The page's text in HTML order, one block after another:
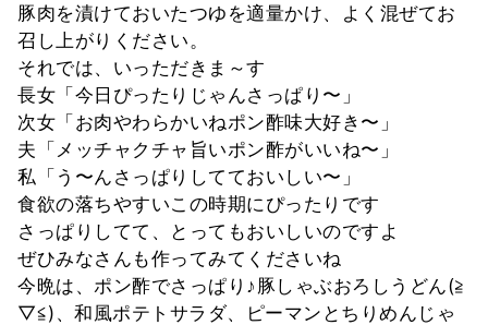
豚肉を漬けておいたつゆを適量かけ、よく混ぜてお
召し上がりください。
それでは、いっただきま～す
長女「今日ぴったりじゃんさっぱり〜」
次女「お肉やわらかいねポン酢味大好き〜」
夫「メッチャクチャ旨いポン酢がいいね〜」
私「う〜んさっぱりしてておいしい〜」
食欲の落ちやすいこの時期にぴったりです
さっぱりしてて、とってもおいしいのですよ
ぜひみなさんも作ってみてくださいね
今晩は、ポン酢でさっぱり♪豚しゃぶおろしうどん(≧
▽≦)、和風ポテトサラダ、ピーマンとちりめんじゃ